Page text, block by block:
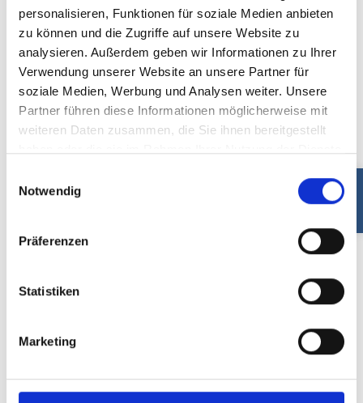
personalisieren, Funktionen für soziale Medien anbieten
zu können und die Zugriffe auf unsere Website zu
analysieren. Außerdem geben wir Informationen zu Ihrer
Verwendung unserer Website an unsere Partner für
soziale Medien, Werbung und Analysen weiter. Unsere
Partner führen diese Informationen möglicherweise mit
weiteren Daten zusammen, die Sie ihnen bereitgestellt
Notwendig
Präferenzen
Statistiken
Marketing
Team West - Beratungsambulanz
Kaltenkirchen
Hamburger Str. 75b
24568 Kaltenkirchen
Kontakt
Fax: 0451 / 160 859 99
ost.beratungsambulanz@traveb
ogen.de
Fax: 04551 / 89 362 99